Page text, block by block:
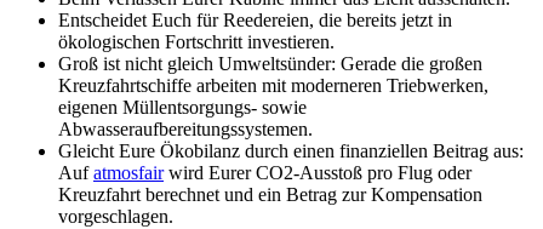
Entscheidet Euch für Reedereien, die bereits jetzt in
ökologischen Fortschritt investieren.
Groß ist nicht gleich Umweltsünder: Gerade die großen
Kreuzfahrtschiffe arbeiten mit moderneren Triebwerken,
eigenen Müllentsorgungs- sowie
Abwasseraufbereitungssystemen.
Gleicht Eure Ökobilanz durch einen finanziellen Beitrag aus:
Aufatmosfairwird Eurer CO2-Ausstoß pro Flug oder
Kreuzfahrt berechnet und ein Betrag zur Kompensation
vorgeschlagen.